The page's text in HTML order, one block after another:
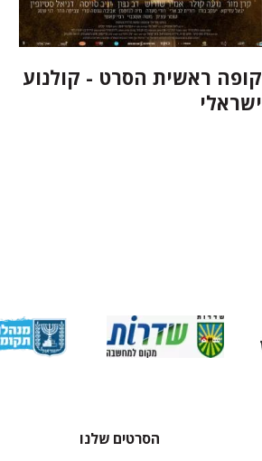
קופה ראשית הסרט - קולנוע
ישראלי
הסרטים שלנו